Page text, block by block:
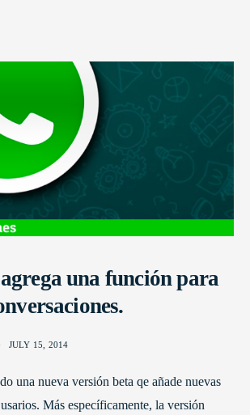
una función para
JULY 15, 2014
una nueva versión beta qe añade nuevas
Más específicamente, la versión